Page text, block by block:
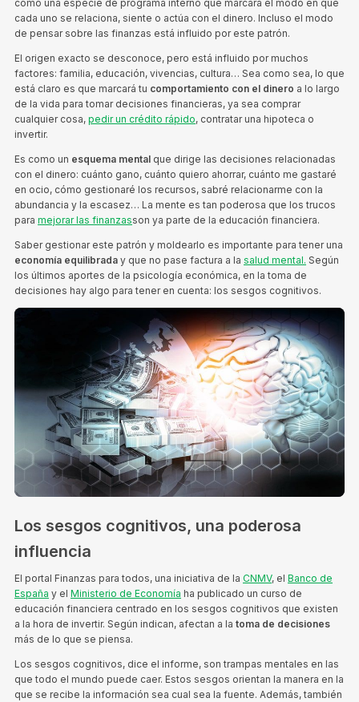
como una especie de programa interno que marcará el modo en que
cada uno se relaciona, siente o actúa con el dinero. Incluso el modo
de pensar sobre las finanzas está influido por este patrón.
El origen exacto se desconoce, pero está influido por muchos
factores: familia, educación, vivencias, cultura… Sea como sea, lo que
está claro es que marcará tu comportamiento con el dinero a lo largo
de la vida para tomar decisiones financieras, ya sea comprar
cualquier cosa, pedir un crédito rápido, contratar una hipoteca o
invertir.
Es como un esquema mental que dirige las decisiones relacionadas
con el dinero: cuánto gano, cuánto quiero ahorrar, cuánto me gastaré
en ocio, cómo gestionaré los recursos, sabré relacionarme con la
abundancia y la escasez… La mente es tan poderosa que los trucos
para mejorar las finanzasson ya parte de la educación financiera.
Saber gestionar este patrón y moldearlo es importante para tener una
economía equilibrada y que no pase factura a la salud mental. Según
los últimos aportes de la psicología económica, en la toma de
decisiones hay algo para tener en cuenta: los sesgos cognitivos.
Los sesgos cognitivos, una poderosa
influencia
El portal Finanzas para todos, una iniciativa de la CNMV, el Banco de
España y el Ministerio de Economía ha publicado un curso de
educación financiera centrado en los sesgos cognitivos que existen
a la hora de invertir. Según indican, afectan a la toma de decisiones
más de lo que se piensa.
Los sesgos cognitivos, dice el informe, son trampas mentales en las
que todo el mundo puede caer. Estos sesgos orientan la manera en la
que se recibe la información sea cual sea la fuente. Además, también